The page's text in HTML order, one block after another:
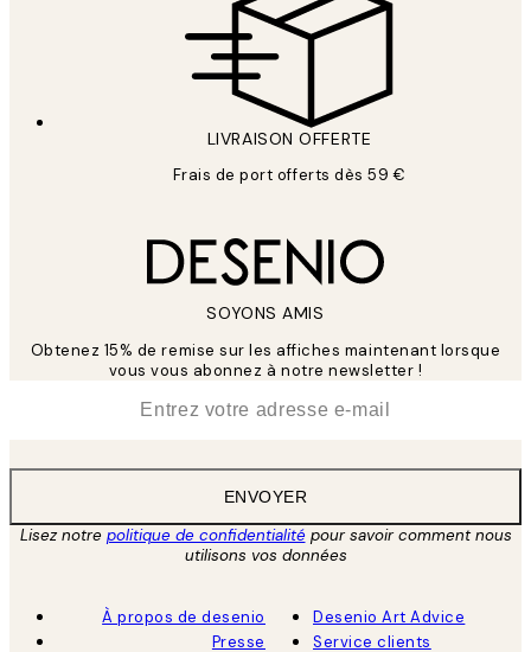
LIVRAISON OFFERTE
Frais de port offerts dès 59 €
SOYONS AMIS
Obtenez 15% de remise sur les affiches maintenant lorsque
vous vous abonnez à notre newsletter !
ENVOYER
Lisez notre politique de confidentialitépour savoir comment nous
utilisons vos données
À propos de desenio
Presse
Desenio Art Advice
Service clients